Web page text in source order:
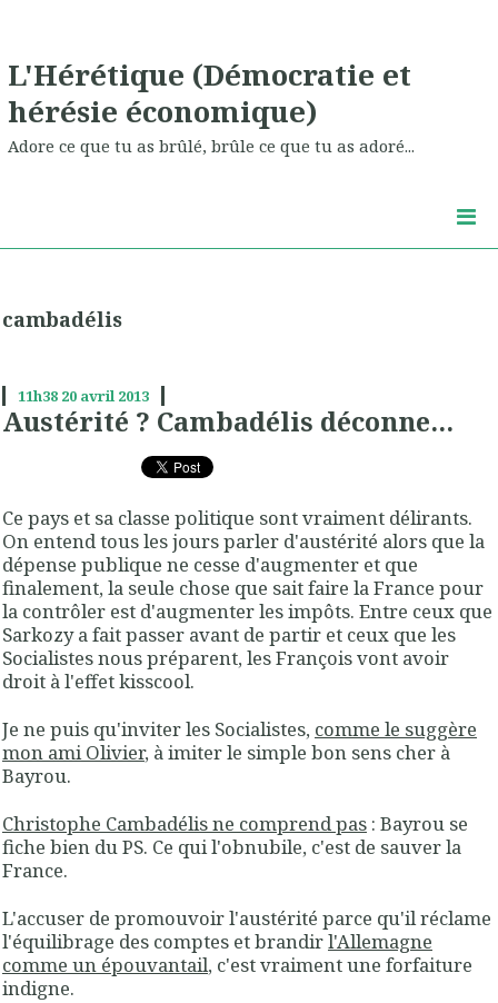
L'Hérétique (Démocratie et
hérésie économique)
Adore ce que tu as brûlé, brûle ce que tu as adoré...
cambadélis
11h38 20 avril 2013
Austérité ? Cambadélis déconne...
Ce pays et sa classe politique sont vraiment délirants.
On entend tous les jours parler d'austérité alors que la
dépense publique ne cesse d'augmenter et que
finalement, la seule chose que sait faire la France pour
la contrôler est d'augmenter les impôts. Entre ceux que
Sarkozy a fait passer avant de partir et ceux que les
Socialistes nous préparent, les François vont avoir
droit à l'effet kisscool.
Je ne puis qu'inviter les Socialistes, comme le suggère
mon ami Olivier, à imiter le simple bon sens cher à
Bayrou.
Christophe Cambadélis ne comprend pas : Bayrou se
fiche bien du PS. Ce qui l'obnubile, c'est de sauver la
France.
L'accuser de promouvoir l'austérité parce qu'il réclame
l'équilibrage des comptes et brandirl'Allemagne
comme un épouvantail, c'est vraiment une forfaiture
indigne.